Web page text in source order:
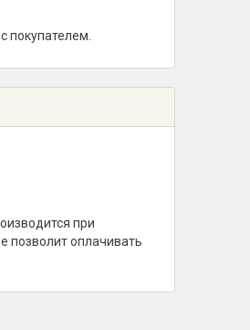
покупателем.
при
позволит оплачивать